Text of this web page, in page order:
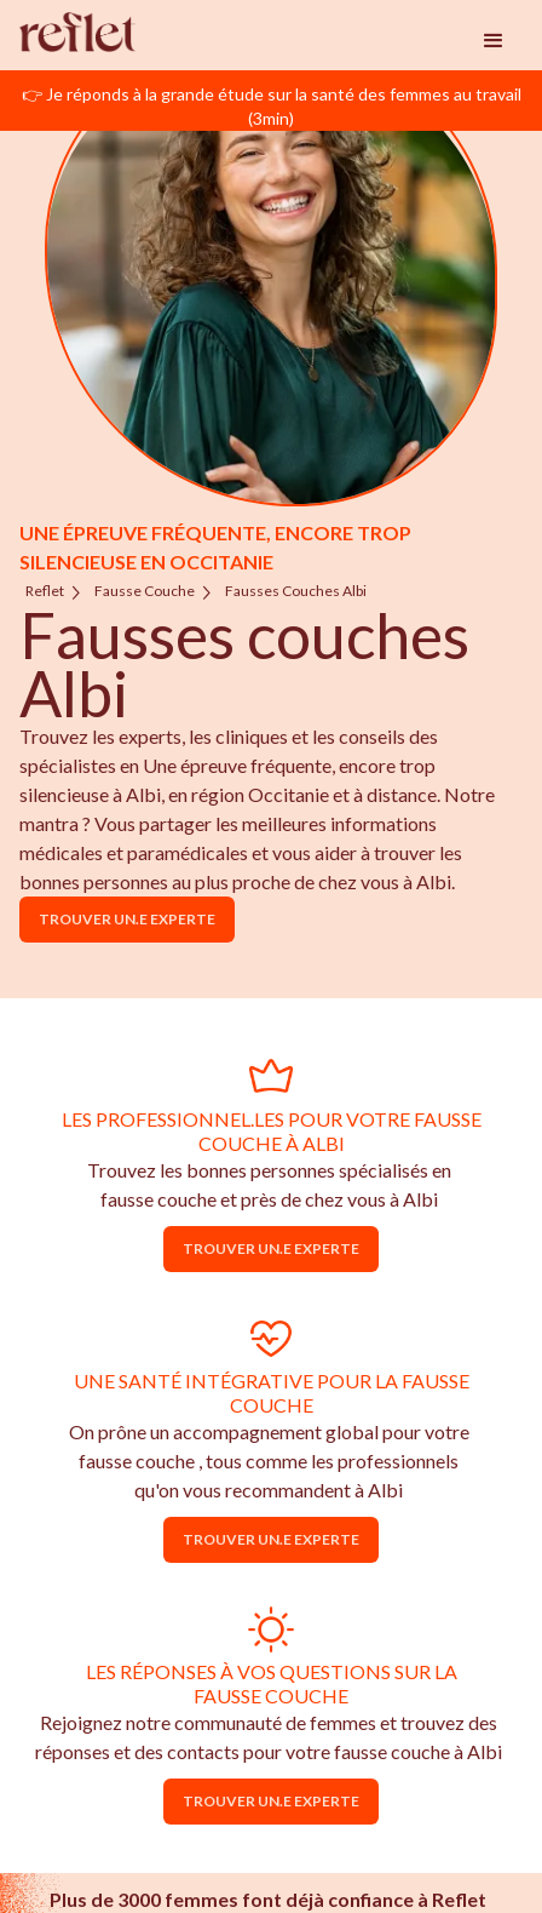
👉 Je réponds à la grande étude sur la santé des femmes au travail
(3min)
UNE ÉPREUVE FRÉQUENTE, ENCORE TROP
SILENCIEUSE EN OCCITANIE
Reflet Fausse Couche Fausses Couches Albi
Fausses couches
Albi
Trouvez les experts, les cliniques et les conseils des
spécialistes en Une épreuve fréquente, encore trop
silencieuse à Albi, en région Occitanie et à distance. Notre
mantra ? Vous partager les meilleures informations
médicales et paramédicales et vous aider à trouver les
bonnes personnes au plus proche de chez vous à Albi.
TROUVER UN.E EXPERTE
LES PROFESSIONNEL.LES POUR VOTRE FAUSSE
COUCHE À ALBI
Trouvez les bonnes personnes spécialisés en
fausse couche et près de chez vous à Albi
TROUVER UN.E EXPERTE
UNE SANTÉ INTÉGRATIVE POUR LA FAUSSE
COUCHE
On prône un accompagnement global pour votre
fausse couche , tous comme les professionnels
qu'on vous recommandent à Albi
TROUVER UN.E EXPERTE
LES RÉPONSES À VOS QUESTIONS SUR LA
FAUSSE COUCHE
Rejoignez notre communauté de femmes et trouvez des
réponses et des contacts pour votre fausse couche à Albi
TROUVER UN.E EXPERTE
Plus de 3000 femmes font déjà confiance à Reflet